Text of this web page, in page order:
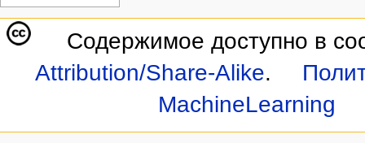
Содержимое доступно в
Attribution/Share-Alike.
MachineLearning